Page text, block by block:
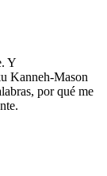
Y
Kanneh-Mason
por qué me